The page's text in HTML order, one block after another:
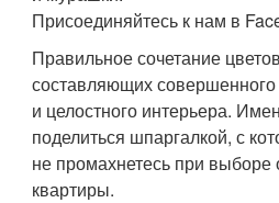
Присоединяйтесь к нам в
Правильное сочетание
составляющих совершенного
и целостного интерьера.
поделиться шпаргалкой, с
не промахнетесь при
квартиры.